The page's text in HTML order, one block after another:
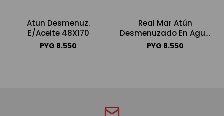
Atun Desmenuz.
E/Aceite 48X170
PYG 8.550
Real Mar Atún
Desmenuzado En Agua
170g
PYG 8.550